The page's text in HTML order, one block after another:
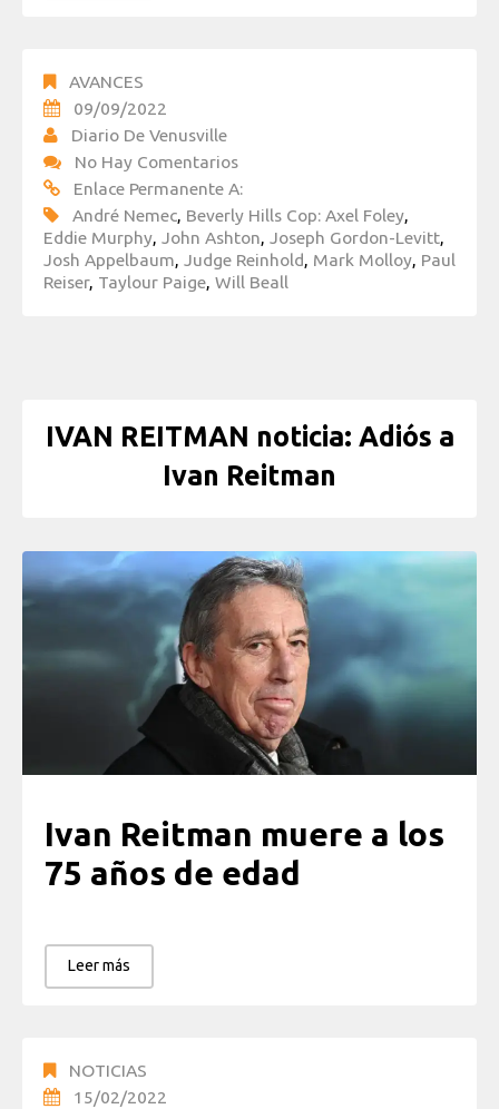
AVANCES
09/09/2022
Diario De Venusville
No Hay Comentarios
Enlace Permanente A:
André Nemec Beverly Hills Cop: Axel Foley
Eddie Murphy
John Ashton Joseph Gordon-Levitt
Josh Appelbaum
Judge Reinhold Mark Molloy Paul
Reiser, Taylour Paige Will Beall
IVAN REITMAN noticia: Adiós a
Ivan Reitman
Ivan Reitman muere a los
75 años de edad
Leer más
NOTICIAS
15/02/2022